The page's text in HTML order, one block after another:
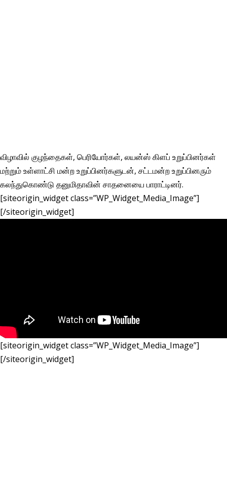
விழாவில் குழந்தைகள், பெரியோர்கள், லயன்ஸ் கிளப் உறுப்பினர்கள்
மற்றும் உள்ளாட்சி மன்ற உறுப்பினர்களுடன், சட்டமன்ற உறுப்பினரும்
கலந்துகொண்டு தனுமிதாவின் சாதனையை பாராட்டினர்.
[siteorigin_widget class=”WP_Widget_Media_Image”]
[/siteorigin_widget]
[siteorigin_widget class=”WP_Widget_Media_Image”]
[/siteorigin_widget]